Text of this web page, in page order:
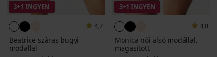
3+1 INGYEN
4,7
Beatrice száras bugyi
modallal
3+1 INGYEN
4,8
Monica női alsó modállal,
magasított